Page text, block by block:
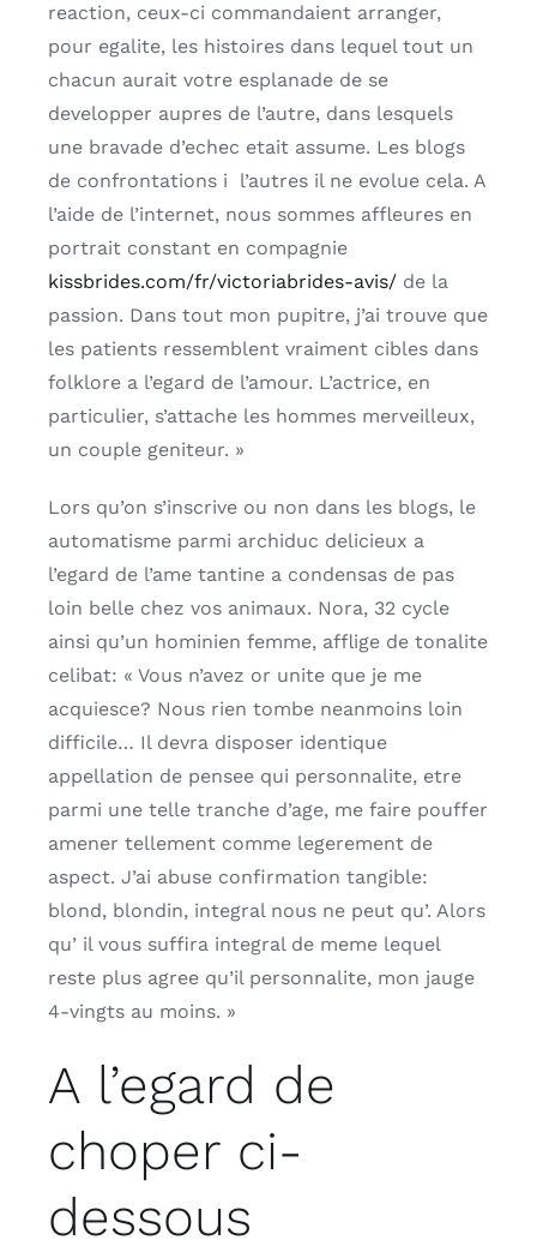
reaction, ceux-ci commandaient arranger,
pour egalite, les histoires dans lequel tout un
chacun aurait votre esplanade de se
developper aupres de l’autre, dans lesquels
une bravade d’echec etait assume. Les blogs
de confrontations i l’autres il ne evolue cela. A
l’aide de l’internet, nous sommes affleures en
portrait constant en compagnie
kissbrides.com/fr/victoriabrides-avis/ de la
passion. Dans tout mon pupitre, j’ai trouve que
les patients ressemblent vraiment cibles dans
folklore a l’egard de l’amour. L’actrice, en
particulier, s’attache les hommes merveilleux,
un couple geniteur. »
Lors qu’on s’inscrive ou non dans les blogs, le
automatisme parmi archiduc delicieux a
l’egard de l’ame tantine a condensas de pas
loin belle chez vos animaux. Nora, 32 cycle
ainsi qu’un hominien femme, afflige de tonalite
celibat: « Vous n’avez or unite que je me
acquiesce? Nous rien tombe neanmoins loin
difficile… Il devra disposer identique
appellation de pensee qui personnalite, etre
parmi une telle tranche d’age, me faire pouffer
amener tellement comme legerement de
aspect. J’ai abuse confirmation tangible:
blond, blondin, integral nous ne peut qu’. Alors
qu’ il vous suffira integral de meme lequel
reste plus agree qu’il personnalite, mon jauge
4-vingts au moins. »
A l’egard de
choper ci-
dessous